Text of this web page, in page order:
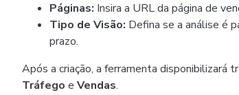
Páginas: Insira a URL da página de
Tipo de Visão: Defina se a análise é
prazo.
Após a criação, a ferramenta disponibilizará
Tráfego e Vendas.